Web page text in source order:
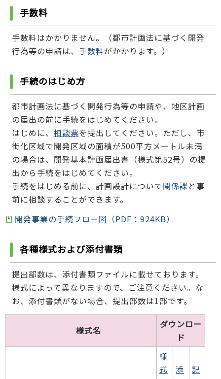
手数料
手数料はかかりません。（都市計画法に基づく開発
行為等の申請は、 手数料がかかります。）
手続のはじめ方
都市計画法に基づく開発行為等の申請や、地区計画
の届出の前に手続をはじめてください。
はじめに、 相談票を提出してください。ただし、市
街化区域で開発区域の面積が500平方メートル未満
の場合は、開発基本計画届出書（様式第52号）の提
出から手続をはじめてください。
手続をはじめる前に、計画設計について関係課 と事
前に相談することができます。
開発事業の手続フロー図（PDF：924KB）
各種様式および添付書類
提出部数は、添付書類ファイルに載せております。
様式によって異なりますので、ご注意ください。な
お、添付書類がない場合、提出部数は1部です。
様式名
ダウンロー
ド
様
式
添
記